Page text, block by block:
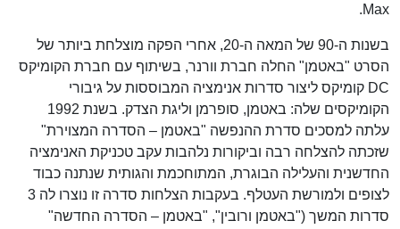
Max.
בשנות ה-90 של המאה ה-20, אחרי הפקה מוצלחת ביותר של
הסרט "באטמן" החלה חברת וורנר, בשיתוף עם חברת הקומיקס
DC קומיקס ליצור סדרות אנימציה המבוססות על גיבורי
הקומיקסים שלה: באטמן, סופרמן וליגת הצדק. בשנת 1992
עלתה למסכים סדרת ההנפשה "באטמן – הסדרה המצוירת"
שזכתה להצלחה רבה וביקורות נלהבות עקב טכניקת האנימציה
החדשנית והעלילה הבוגרת, המתוחכמת והגותית שנתנה כבוד
לצופים ולמורשת העטלף. בעקבות הצלחות סדרה זו נוצרו לה 3
סדרות המשך ("באטמן ורובין", "באטמן – הסדרה החדשה"